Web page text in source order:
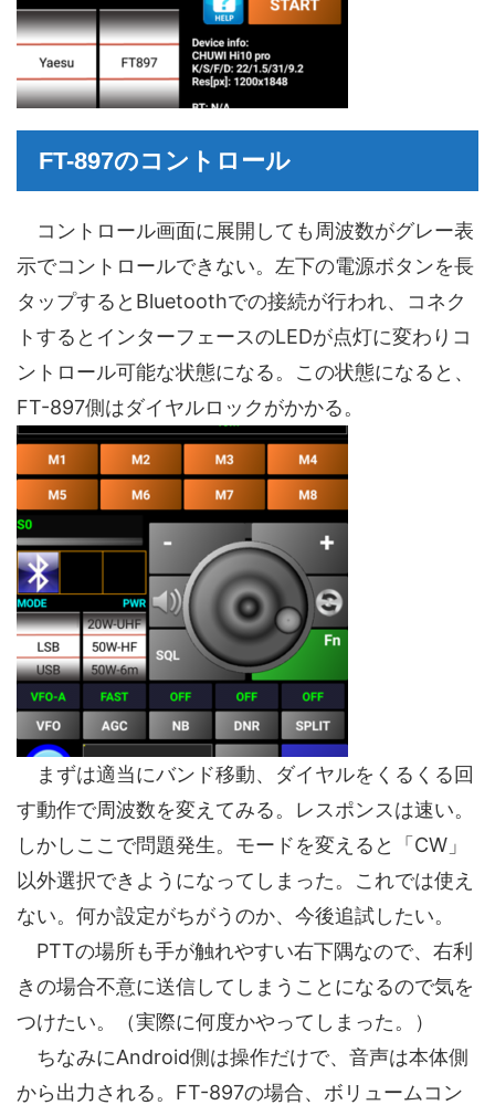
FT-897のコントロール
コントロール画面に展開しても周波数がグレー表
示でコントロールできない。左下の電源ボタンを長
タップするとBluetoothでの接続が行われ、コネク
トするとインターフェースのLEDが点灯に変わりコ
ントロール可能な状態になる。この状態になると、
FT-897側はダイヤルロックがかかる。
まずは適当にバンド移動、ダイヤルをくるくる回
す動作で周波数を変えてみる。レスポンスは速い。
しかしここで問題発生。モードを変えると「CW」
以外選択できようになってしまった。これでは使え
ない。何か設定がちがうのか、今後追試したい。
PTTの場所も手が触れやすい右下隅なので、右利
きの場合不意に送信してしまうことになるので気を
つけたい。（実際に何度かやってしまった。）
ちなみにAndroid側は操作だけで、音声は本体側
から出力される。FT-897の場合、ボリュームコン